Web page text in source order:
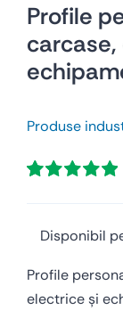
Profile
Produse
pe baza a
evaluări de la
clienți
Disponibil
Profile
electrice și